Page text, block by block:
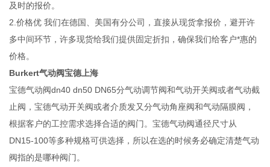
及时的报价。
2.价格优 我们在德国、美国有分公司，直接从现货拿报价，避开许
多中间环节，许多现货给我们提供固定折扣，确保我们给客户*惠的
价格。
Burkert气动阀宝德上海
宝德气动阀dn40 dn50 DN65分气动调节阀和气动开关阀或者气动截
止阀，宝德气动开关阀或者介质发又分气动角座阀和气动隔膜阀，
根据客户的工控需求选择合适的阀门。宝德气动阀通径尺寸从
DN15-100等多种规格可供选择，所以在选的时候务必确定清楚气动
阀指的是哪种阀门。